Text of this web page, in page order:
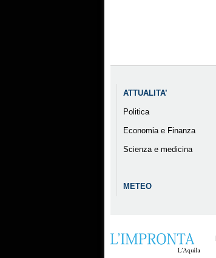
ATTUALITA’
Politica
Economia e Finanza
Scienza e medicina
METEO